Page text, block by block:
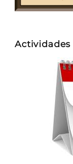
Actividades